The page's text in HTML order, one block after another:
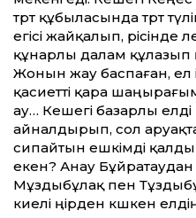
төрт құбыласында төрт
егісі жайқалып, өрісінде
құнарлы далам
Жонын жау баспаған, ел
қасиетті қара
ау… Кешегі базарлы
айналдырып, сол
сипайтын ешкімді
екен? Анау Бұйратаудан
Мұздыбұлақ пен
киелі өңірден көшкен